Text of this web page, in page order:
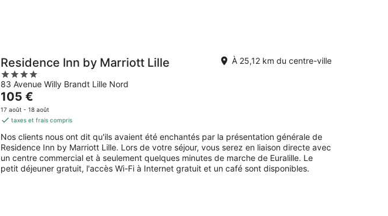
Residence Inn by Marriott Lille
4
out
of
5
83 Avenue Willy Brandt Lille Nord
À 25,12 km du centre-ville
Le
prix
est
105 €
par
nuit
105 €
17 août - 18 août
taxes et frais compris
Nos clients nous ont dit qu'ils avaient été enchantés par la présentation générale de
Residence Inn by Marriott Lille. Lors de votre séjour, vous serez en liaison directe avec
un centre commercial et à seulement quelques minutes de marche de Euralille. Le
petit déjeuner gratuit, l'accès Wi-Fi à Internet gratuit et un café sont disponibles.